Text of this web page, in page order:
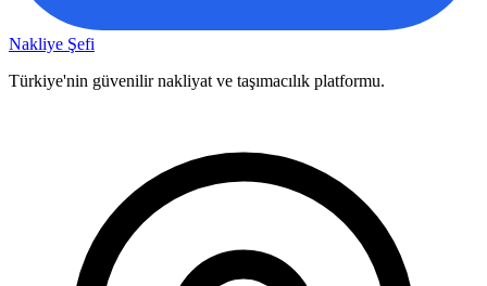
Nakliye Şefi
Türkiye'nin güvenilir nakliyat ve taşımacılık platformu.